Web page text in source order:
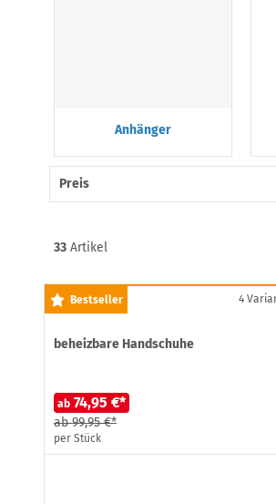
Anhänger
Preis
33 Artikel
Bestseller 4
-25 %
beheizbare Handschuhe
ab 74,95 €*
ab99,95 €*
per Stück